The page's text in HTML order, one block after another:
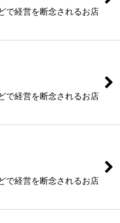
で経営を断念されるお店
で経営を断念されるお店
で経営を断念されるお店